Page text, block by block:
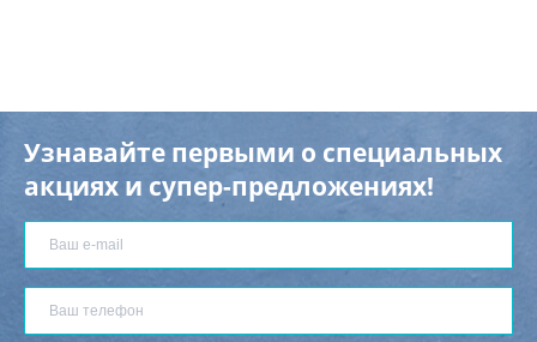
Узнавайте первыми о специальных
акциях и супер-предложениях!